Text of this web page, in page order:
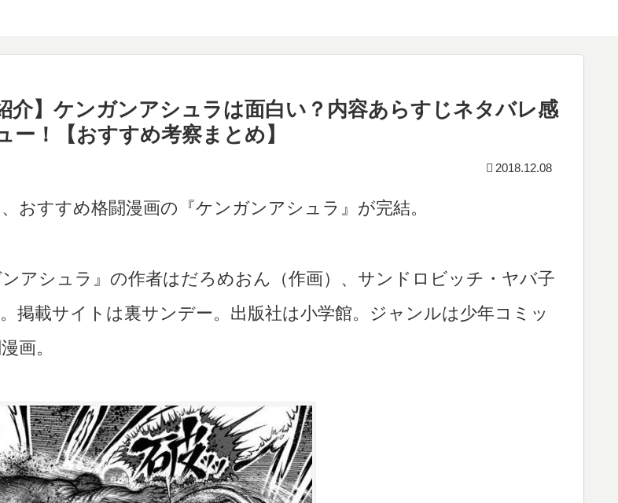
介】ケンガンアシュラは面白い？内容あらすじネタバレ感
ー！【おすすめ考察まとめ】
2018.12.08
おすすめ格闘漫画の『ケンガンアシュラ』が完結。
ンアシュラ』の作者はだろめおん（作画）、サンドロビッチ・ヤバ子
。掲載サイトは裏サンデー。出版社は小学館。ジャンルは少年コミッ
画。